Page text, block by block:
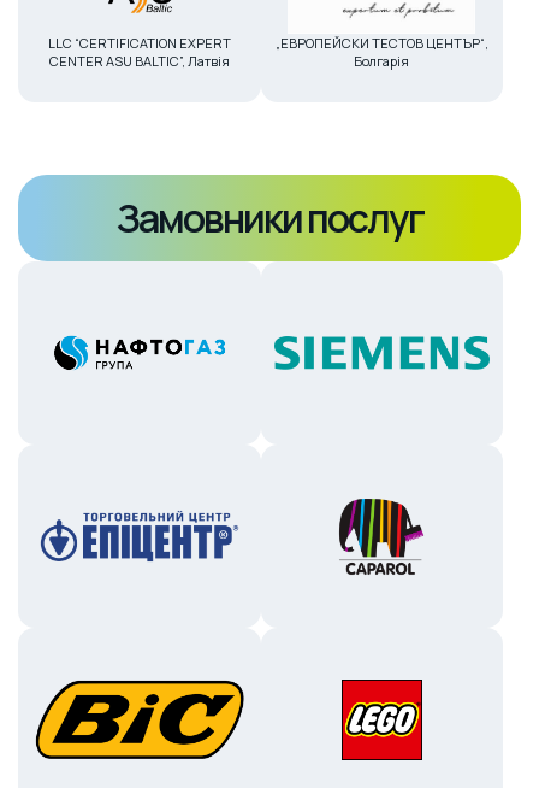
LLC “CERTIFICATION EXPERT
CENTER ASU BALTIC”, Латвія
„ЕВРОПЕЙСКИ ТЕСТОВ ЦЕНТЪР“,
Болгарія
Замовники послуг